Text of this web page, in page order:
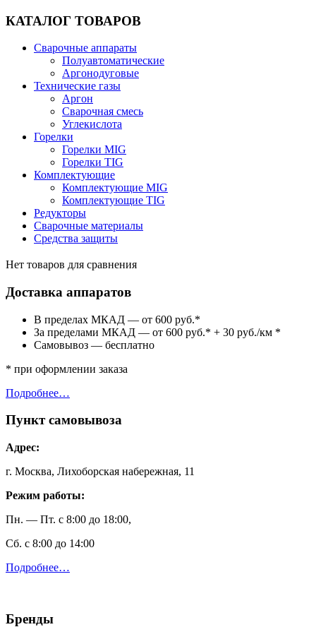
КАТАЛОГ ТОВАРОВ
Сварочные аппараты
Полуавтоматические
Аргонодуговые
Технические газы
Аргон
Сварочная смесь
Углекислота
Горелки
Горелки MIG
Горелки TIG
Комплектующие
Комплектующие MIG
Комплектующие TIG
Редукторы
Сварочные материалы
Средства защиты
Нет товаров для сравнения
Доставка аппаратов
В пределах МКАД — от 600 руб.*
За пределами МКАД — от 600 руб.* + 30 руб./км *
Самовывоз — бесплатно
* при оформлении заказа
Подробнее…
Пункт самовывоза
Адрес:
г. Москва, Лихоборская набережная, 11
Режим работы:
Пн. — Пт. с 8:00 до 18:00,
Сб. с 8:00 до 14:00
Подробнее…
Бренды